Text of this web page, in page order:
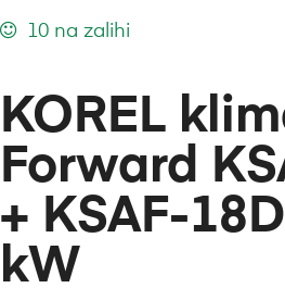
KOREL
Forward
+ KSAF-
kW
10 na zalihi